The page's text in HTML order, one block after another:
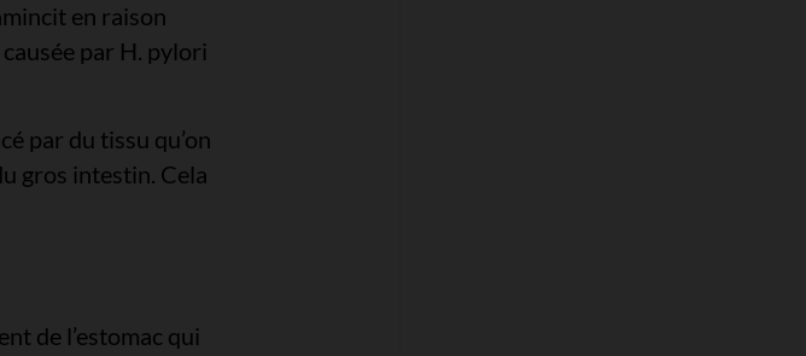
en raison
par H. pylori
par du tissu qu’on
gros intestin. Cela
de l’estomac qui